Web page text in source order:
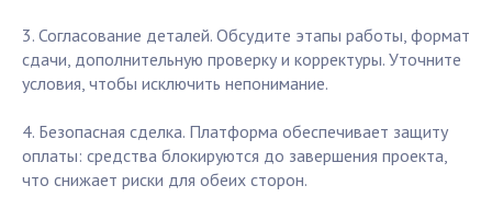
3. Согласование деталей. Обсудите этапы работы, формат
сдачи, дополнительную проверку и корректуры. Уточните
условия, чтобы исключить непонимание.
4. Безопасная сделка. Платформа обеспечивает защиту
оплаты: средства блокируются до завершения проекта,
что снижает риски для обеих сторон.